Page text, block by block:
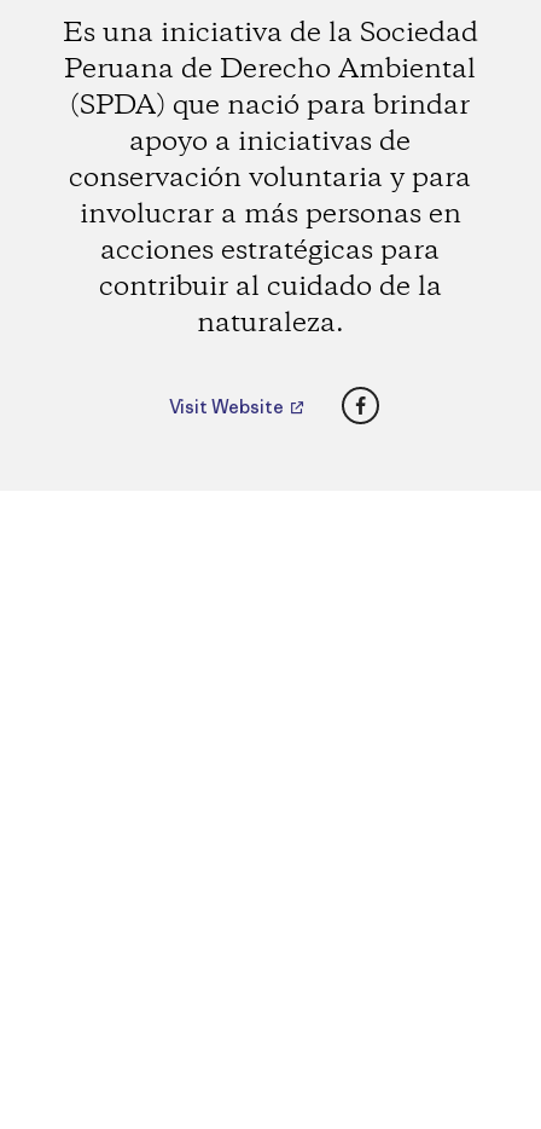
Es una iniciativa de la Sociedad
Peruana de Derecho Ambiental
(SPDA) que nació para brindar
apoyo a iniciativas de
conservación voluntaria y para
involucrar a más personas en
acciones estratégicas para
contribuir al cuidado de la
naturaleza.
Visit Website Facebook